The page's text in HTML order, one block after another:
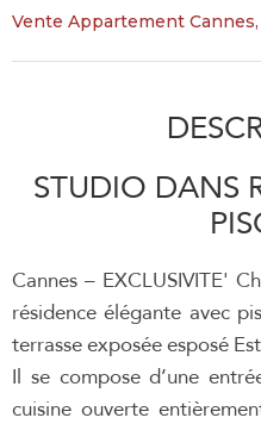
Vente Appartement Cannes,
STUDIO DANS
Cannes – EXCLUSIVITE'
résidence élégante avec
terrasse exposée esposé
Il se compose d’une
cuisine ouverte